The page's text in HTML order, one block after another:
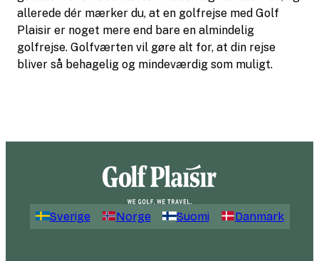
allerede dér mærker du, at en golfrejse med Golf
Plaisir er noget mere end bare en almindelig
golfrejse. Golfværten vil gøre alt for, at din rejse
bliver så behagelig og mindeværdig som muligt.
Sverige Norge Suomi Danmark